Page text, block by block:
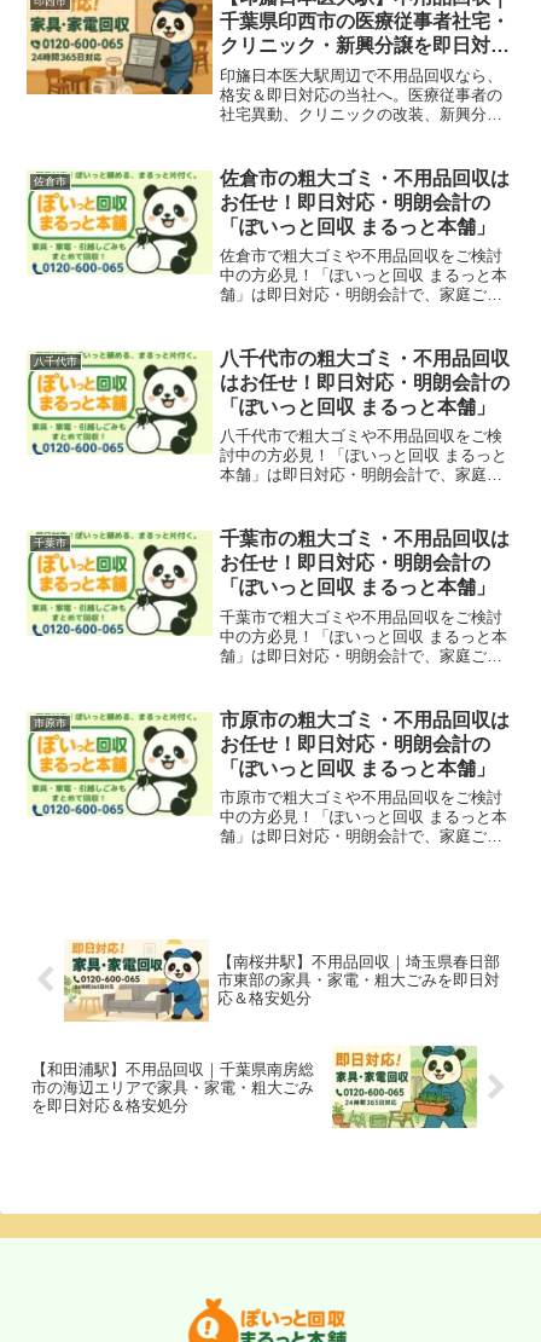
千葉県印西市の医療従事者社宅・
クリニック・新興分譲を即日対応
＆格安処分
印旛日本医大駅周辺で不用品回収なら、
格安＆即日対応の当社へ。医療従事者の
社宅異動、クリニックの改装、新興分譲
佐倉市
佐倉市の粗大ゴミ・不用品回収は
お任せ！即日対応・明朗会計の
「ぽいっと回収 まるっと本舗」
佐倉市で粗大ゴミや不用品回収をご検討
中の方必見！「ぽいっと回収 まるっと本
舗」は即日対応・明朗会計で、家庭ご
佐倉駅エリアもサポートしています。
八千代市
八千代市の粗大ゴミ・不用品回収
はお任せ！即日対応・明朗会計の
「ぽいっと回収 まるっと本舗」
八千代市で粗大ゴミや不用品回収をご検
討中の方必見！「ぽいっと回収 まるっと
本舗」は即日対応・明朗会計で、家庭ご
台・勝田台・大和田・緑が丘エリアも対
応可能です。
千葉市
千葉市の粗大ゴミ・不用品回収は
お任せ！即日対応・明朗会計の
「ぽいっと回収 まるっと本舗」
千葉市で粗大ゴミや不用品回収をご検討
中の方必見！「ぽいっと回収 まるっと本
舗」は即日対応・明朗会計で、家庭ご
見川区、緑区、美浜区、若葉区エリアも
対応可能です。
市原市
市原市の粗大ゴミ・不用品回収は
お任せ！即日対応・明朗会計の
「ぽいっと回収 まるっと本舗」
市原市で粗大ゴミや不用品回収をご検討
中の方必見！「ぽいっと回収 まるっと本
舗」は即日対応・明朗会計で、家庭ご
【南桜井駅】不用品回収｜埼玉県春日部
市東部の家具・家電・粗大ごみを即日対
応＆格安処分
【和田浦駅】不用品回収｜千葉県南房総
市の海辺エリアで家具・家電・粗大ごみ
を即日対応＆格安処分